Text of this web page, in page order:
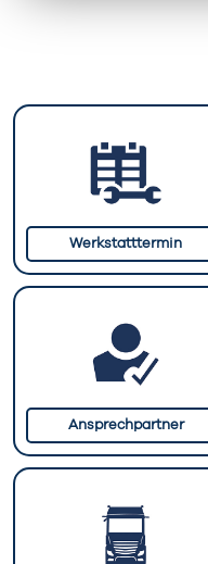
Werkstatttermin
Ansprechpartner